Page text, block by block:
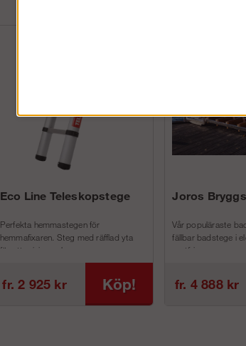
Eco Line Teleskopstege
Perfekta hemmastegen för
hemmafixaren. Steg med räfflad yta
för att minimera h...
fr. 2 925 kr Köp!
Joros
Vår populäraste
fällbar badstege i
rostfri...
fr. 4 888 kr